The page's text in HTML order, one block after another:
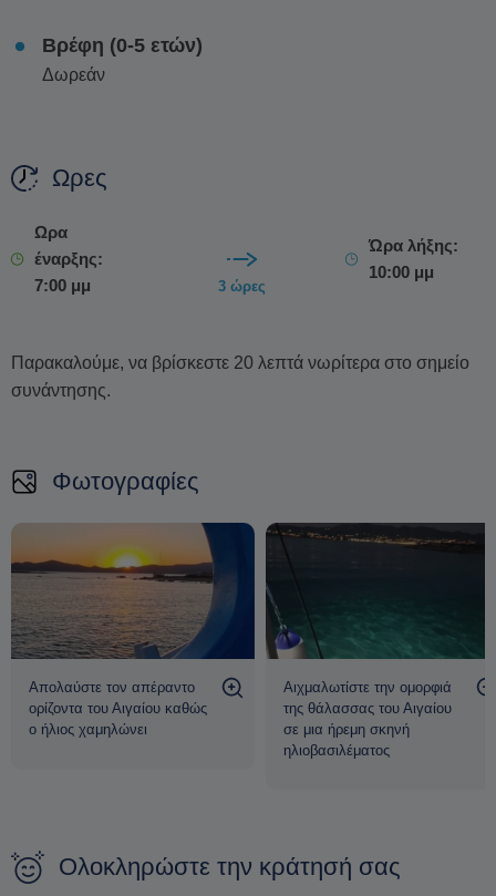
ενώνονται καθώς αποχαιρετάτε τη μέρα.
Βρέφη (0-5 ετών)
Δωρεάν
Ωρες
Ωρα
έναρξης:
7:00 μμ
3 ώρες
Ώρα λήξης:
10:00 μμ
Παρακαλούμε, να βρίσκεστε 20 λεπτά νωρίτερα στο σημείο
συνάντησης.
Φωτογραφίες
Απολαύστε τον απέραντο
ορίζοντα του Αιγαίου καθώς
ο ήλιος χαμηλώνει
Αιχμαλωτίστε την ομορφιά
της θάλασσας του Αιγαίου
σε μια ήρεμη σκηνή
ηλιοβασιλέματος
Ολοκληρώστε την κράτησή σας